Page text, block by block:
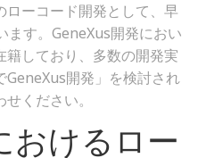
ーコード開発として、早
ます。GeneXus開発におい
しており、多数の開発実
開発」を検討され
ください。
おけるロー